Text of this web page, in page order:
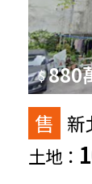
$880
售 新
土地：